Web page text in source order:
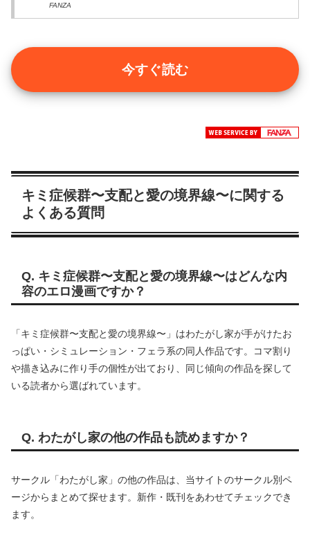
FANZA
今すぐ読む
キミ症候群〜支配と愛の境界線〜に関する
よくある質問
Q. キミ症候群〜支配と愛の境界線〜はどんな内
容のエロ漫画ですか？
「キミ症候群〜支配と愛の境界線〜」はわたがし家が手がけたお
っぱい・シミュレーション・フェラ系の同人作品です。コマ割り
や描き込みに作り手の個性が出ており、同じ傾向の作品を探して
いる読者から選ばれています。
Q. わたがし家の他の作品も読めますか？
サークル「わたがし家」の他の作品は、当サイトのサークル別ペ
ージからまとめて探せます。新作・既刊をあわせてチェックでき
ます。